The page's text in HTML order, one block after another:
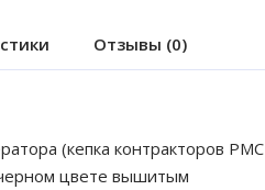
Отзывы (0)
(кепка контракторов
цвете вышитым